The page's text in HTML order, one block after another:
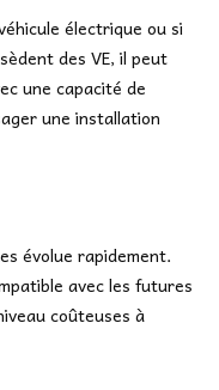
électrique ou si
des VE, il peut
une capacité de
une installation
évolue rapidement.
avec les futures
coûteuses à